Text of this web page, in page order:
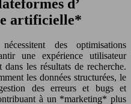
d’
artificielle*
des optimisations
une expérience utilisateur
les résultats de recherche.
les données structurées, le
des erreurs et bugs et
à un *marketing* plus